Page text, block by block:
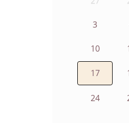
3
10
17
24